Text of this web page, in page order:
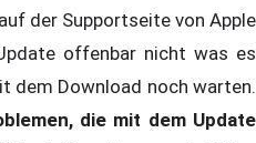
der Supportseite von Apple
offenbar nicht was es
dem Download noch warten.
die mit dem Update